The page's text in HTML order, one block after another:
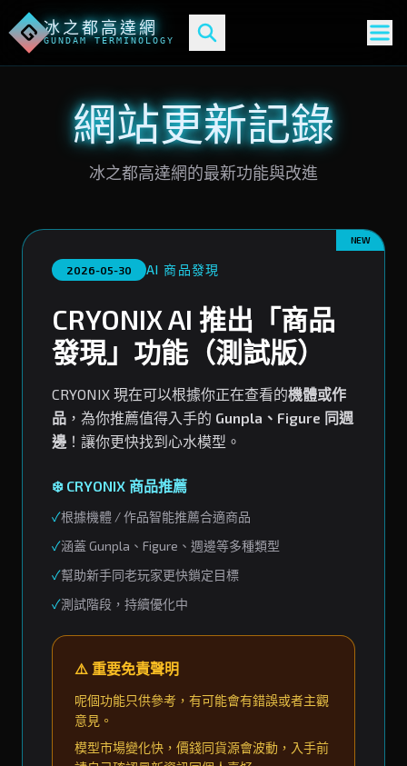
G冰之都高達網
GUNDAM TERMINOLOGY
網站更新記錄
冰之都高達網的最新功能與改進
NEW
2026-05-30 AI 商品發現
CRYONIX AI 推出「商品
發現」功能（測試版）
CRYONIX 現在可以根據你正在查看的機體或作
品 ，為你推薦值得入手的 Gunpla、Figure 同週
邊 ！讓你更快找到心水模型。
❄️ CRYONIX 商品推薦
✓根據機體 / 作品智能推薦合適商品
✓涵蓋 Gunpla、Figure、週邊等多種類型
✓幫助新手同老玩家更快鎖定目標
✓測試階段，持續優化中
⚠️ 重要免責聲明
呢個功能只供參考，有可能會有錯誤或者主觀
意見。
模型市場變化快，價錢同貨源會波動，入手前